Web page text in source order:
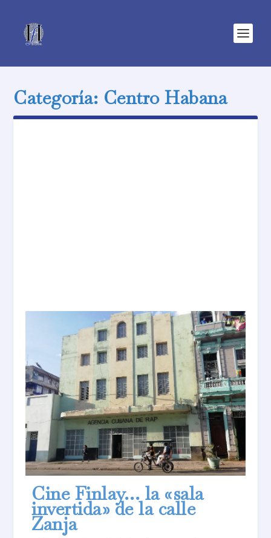
Categoría: Centro Habana
Cine Finlay… la «sala
invertida» de la calle
Zanja